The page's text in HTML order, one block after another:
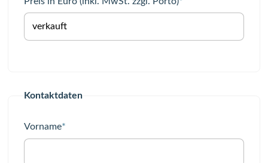
Kontaktdaten
Pflichtfeld
Vorname*